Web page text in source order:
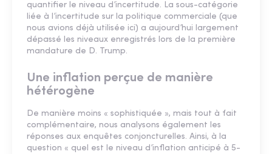
quantifier le niveau d’incertitude. La sous-catégorie
liée à l’incertitude sur la politique commerciale (que
nous avions déjà utilisée ici) a aujourd’hui largement
dépassé les niveaux enregistrés lors de la première
mandature de D. Trump.
Une inflation perçue de manière
hétérogène
De manière moins « sophistiquée », mais tout à fait
complémentaire, nous analysons également les
réponses aux enquêtes conjoncturelles. Ainsi, à la
question « quel est le niveau d’inflation anticipé à 5-